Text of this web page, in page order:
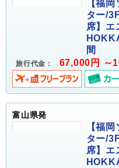
【福
ター/
席】エ
間
旅行代金： 67,000円 ～
富山県発
【福
ター/
席】エ